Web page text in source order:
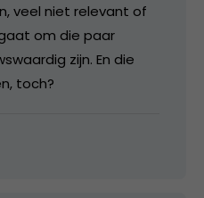
veel niet relevant of
om die paar
zijn. En die
toch?